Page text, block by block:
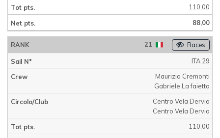
110,00
88,00
21 Races
ITA 29
Maurizio Cremonti
Gabriele La faietta
Centro Vela Dervio
Centro Vela Dervio
110,00